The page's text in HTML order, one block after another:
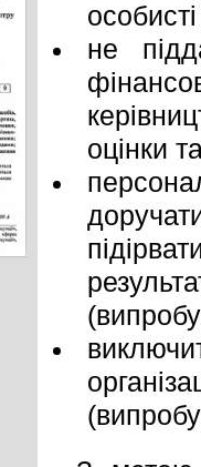
не
оцінки